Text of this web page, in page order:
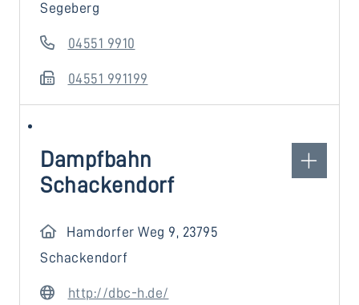
Segeberg
04551 9910
04551 991199
Dampfbahn
Schackendorf
Hamdorfer Weg 9, 23795
Schackendorf
http://dbc-h.de/